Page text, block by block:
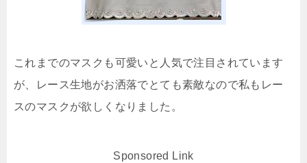
これまでのマスクも可愛いと人気で注目されています
が、レース生地がお洒落でとても素敵なので私もレー
スのマスクが欲しくなりました。
Sponsored Link